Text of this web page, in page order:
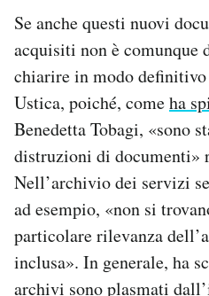
Se anche questi nuovi
acquisiti non è comunque
chiarire in modo definitivo
Ustica, poiché, comeha
Benedetta Tobagi, «sono
distruzioni di documenti»
Nell’archivio dei servizi
ad esempio, «non si
particolare rilevanza
inclusa». In generale, ha
archivi sono plasmati